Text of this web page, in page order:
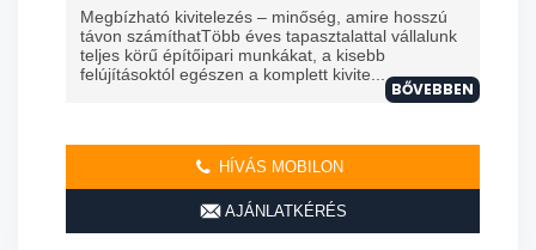
Megbízható kivitelezés – minőség, amire hosszú
távon számíthatTöbb éves tapasztalattal vállalunk
teljes körű építőipari munkákat, a kisebb
felújításoktól egészen a komplett kivite...
BŐVEBBEN
HÍVÁS MOBILON
AJÁNLATKÉRÉS